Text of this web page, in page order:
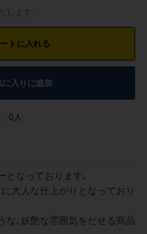
します。
トに入れる
に入りに追加
0人
となっております｡
大人な仕上がりとなっており
な､妖艶な雰囲気をだせる商品